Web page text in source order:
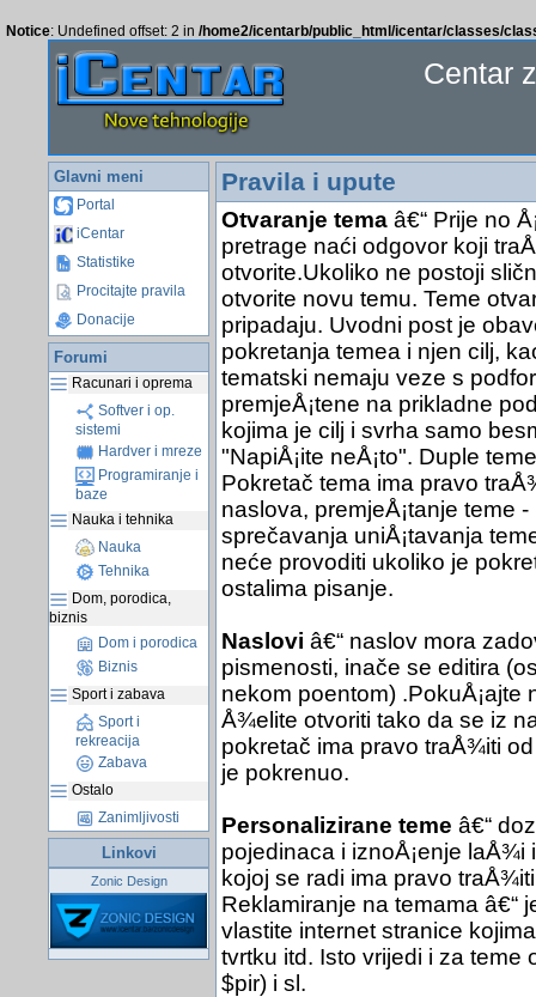
Notice: Undefined offset: 2 in /home2/icentarb/public_html/icentar/classes/
Centar
Glavni meni
Portal
iCentar
Statistike
Procitajte pravila
Donacije
Forumi
Racunari i oprema
Softver i op.
sistemi
Hardver i mreze
Programiranje i
baze
Nauka i tehnika
Nauka
Tehnika
Dom, porodica,
biznis
Dom i porodica
Biznis
Sport i zabava
Sport i
rekreacija
Zabava
Ostalo
Zanimljivosti
Linkovi
Zonic Design
Pravila i upute
Otvaranje temaâ€“ Prije no
pretrage naći odgovor koji
otvorite.Ukoliko ne postoji
otvorite novu temu. Teme
pripadaju. Uvodni post je
pokretanja temea i njen cilj,
tematski nemaju veze s
premjeÅ¡tene na prikladne
kojima je cilj i svrha samo
"NapiÅ¡ite neÅ¡to". Duple
Pokretač tema ima pravo
naslova, premjeÅ¡tanje teme
sprečavanja uniÅ¡tavanja
neće provoditi ukoliko je
ostalima pisanje.
Naslovi â€“ naslov mora
pismenosti, inače se editira
nekom poentom) .PokuÅ¡ajte
Å¾elite otvoriti tako da se iz
pokretač ima pravo traÅ¾iti
je pokrenuo.
Personalizirane teme â€“
pojedinaca i iznoÅ¡enje laÅ¾i
kojoj se radi ima pravo
Reklamiranje na temama â€“
vlastite internet stranice
tvrtku itd. Isto vrijedi i za teme
$pir) i sl.